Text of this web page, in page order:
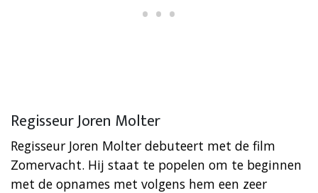
Regisseur Joren Molter
Regisseur Joren Molter debuteert met de film
Zomervacht. Hij staat te popelen om te beginnen
met de opnames met volgens hem een zeer